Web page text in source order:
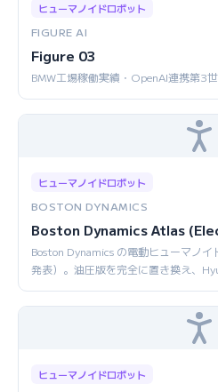
ヒューマノイドロボット
FIGURE AI
Figure 03
BMW工場稼働実績・OpenAI連携第3
ヒューマノイドロボット
BOSTON DYNAMICS
Boston Dynamics Atlas
Boston Dynamics の電動ヒューマノ
発表）。油圧版を完全に置き換え、
ヒューマノイドロボット